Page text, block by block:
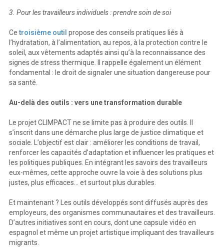
3. Pour les travailleurs individuels : prendre soin de soi
Cetroisième outil propose des conseils pratiques liés à
l’hydratation, à l’alimentation, au repos, à la protection contre le
soleil, aux vêtements adaptés ainsi qu’à la reconnaissance des
signes de stress thermique. Il rappelle également un élément
fondamental : le droit de signaler une situation dangereuse pour
sa santé.
Au-delà des outils : vers une transformation durable
Le projet CLIMPACT ne se limite pas à produire des outils. Il
s’inscrit dans une démarche plus large de justice climatique et
sociale. L’objectif est clair : améliorer les conditions de travail,
renforcer les capacités d’adaptation et influencer les pratiques et
les politiques publiques. En intégrant les savoirs des travailleurs
eux-mêmes, cette approche ouvre la voie à des solutions plus
justes, plus efficaces… et surtout plus durables.
Et maintenant ? Les outils développés sont diffusés auprès des
employeurs, des organismes communautaires et des travailleurs.
D’autres initiatives sont en cours, dont une capsule vidéo en
espagnol et même un projet artistique impliquant des travailleurs
migrants.